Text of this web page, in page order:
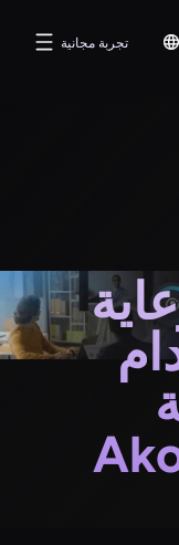
تجربة مجانية